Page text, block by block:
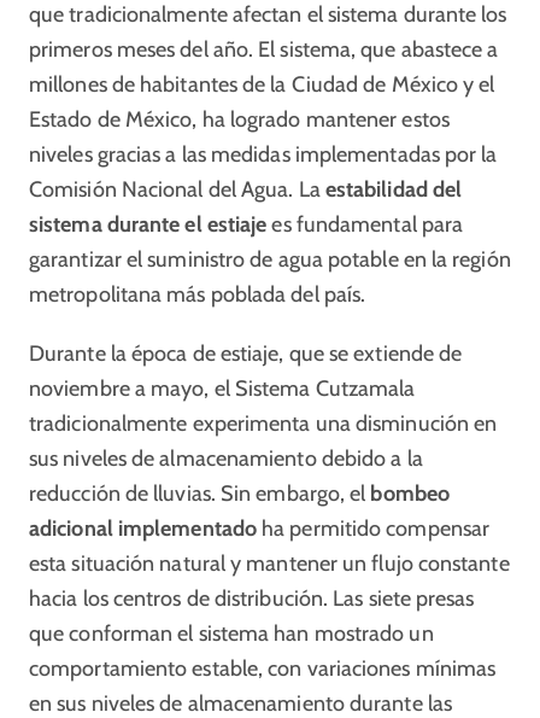
que tradicionalmente afectan el sistema durante los
primeros meses del año. El sistema, que abastece a
millones de habitantes de la Ciudad de México y el
Estado de México, ha logrado mantener estos
niveles gracias a las medidas implementadas por la
Comisión Nacional del Agua. Laestabilidad del
sistema durante el estiajees fundamental para
garantizar el suministro de agua potable en la región
metropolitana más poblada del país.
Durante la época de estiaje, que se extiende de
noviembre a mayo, el Sistema Cutzamala
tradicionalmente experimenta una disminución en
sus niveles de almacenamiento debido a la
reducción de lluvias. Sin embargo, el bombeo
adicional implementadoha permitido compensar
esta situación natural y mantener un flujo constante
hacia los centros de distribución. Las siete presas
que conforman el sistema han mostrado un
comportamiento estable, con variaciones mínimas
en sus niveles de almacenamiento durante las